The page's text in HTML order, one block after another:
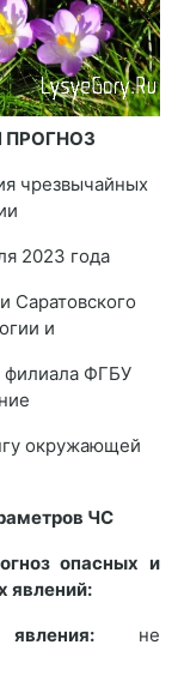
чрезвычайных
2023 года
Саратовского
и
ФГБУ
окружающей
ЧС
опасных и
явлений:
явления: не